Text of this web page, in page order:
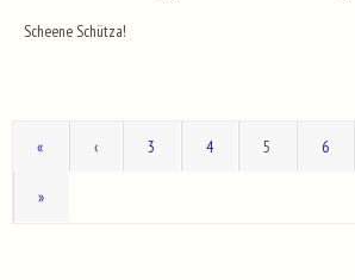
Scheene Schütza!
« ‹ 3 4 5 6
»